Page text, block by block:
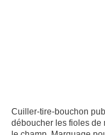
Cuiller-tire-bouchon
déboucher les fioles de